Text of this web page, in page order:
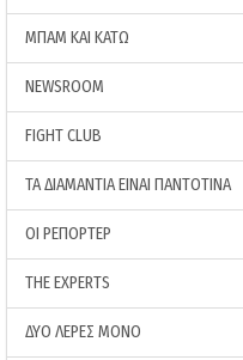
ΜΠΑΜ ΚΑΙ ΚΑΤΩ
NEWSROOM
FIGHT CLUB
ΤΑ ΔΙΑΜΑΝΤΙΑ ΕΙΝΑΙ ΠΑΝΤΟΤΙΝΑ
ΟΙ ΡΕΠΟΡΤΕΡ
THE EXPERTS
ΔΥΟ ΛΕΡΕΣ ΜΟΝΟ